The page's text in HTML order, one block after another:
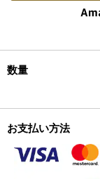
数量
お支払い方法